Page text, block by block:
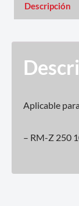
Descripción
Aplicable
– RM-Z 250